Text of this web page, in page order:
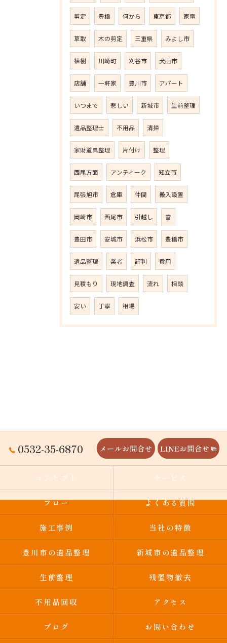
剪定 豊橋 何から 東京都 家電
草取 木の剪定 三重県 みよし市
植樹 川崎町 刈谷市 犬山市
店舗 一軒家 豊川市 アパート
いつまで 悲しい 新城市 生前整理
遺品整理士 不用品 清掃
家財道具整理 片付け 整理
西尾方面 アンティーク 知立市
尾張旭市 倉庫 仲間 搬入設置
岡崎市 西尾市 引越し 雪
豊田市 安城市 浜松市 豊橋市
遺品整理 業者 評判 費用
見積もり 現地調査 流れ 相談
安い 丁寧 相場
0532-35-6870 メールお問合せ LINEお問合せ
コンセプト サービス
フロー よくある質問
施工事例 当社の特徴
豊川市の遺品整理 新城市の遺品整理
生前整理 残置物撤去
不用品回収 アクセス
ブログ お問い合わせ